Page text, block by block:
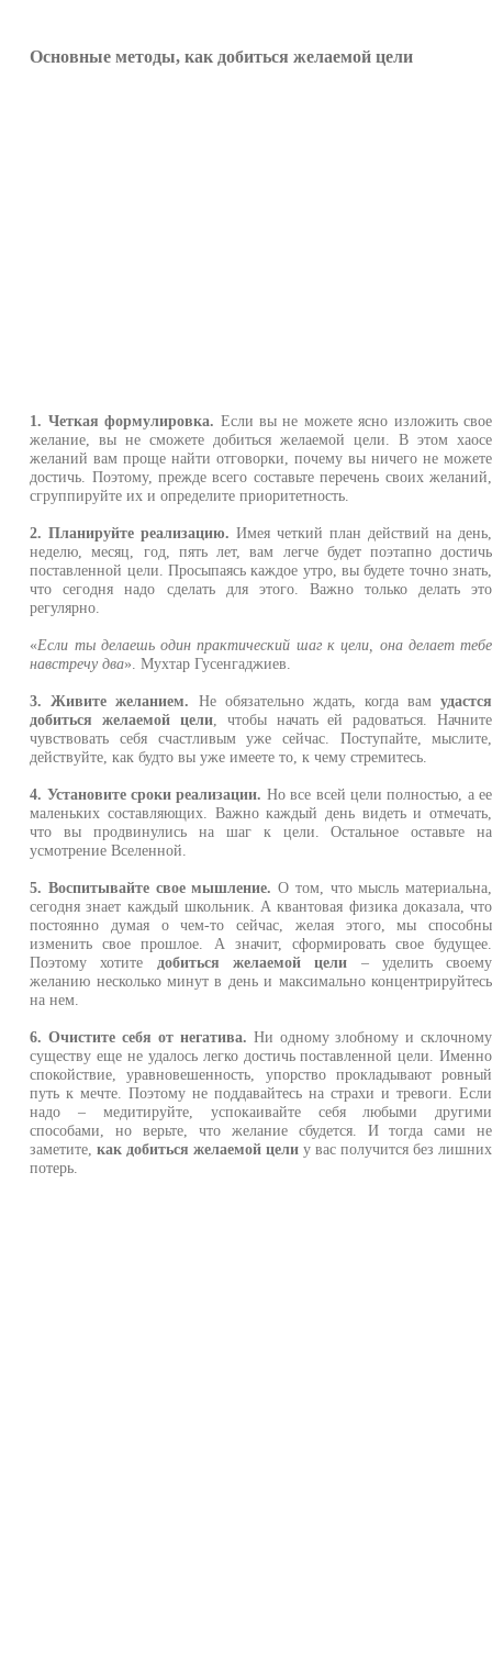
Основные методы, как добиться желаемой цели
1. Четкая формулировка. Если вы не можете ясно изложить свое
желание, вы не сможете добиться желаемой цели. В этом хаосе
желаний вам проще найти отговорки, почему вы ничего не можете
достичь. Поэтому, прежде всего составьте перечень своих желаний,
сгруппируйте их и определите приоритетность.
2. Планируйте реализацию. Имея четкий план действий на день,
неделю, месяц, год, пять лет, вам легче будет поэтапно достичь
поставленной цели. Просыпаясь каждое утро, вы будете точно знать,
что сегодня надо сделать для этого. Важно только делать это
регулярно.
«Если ты делаешь один практический шаг к цели, она делает тебе
навстречу два». Мухтар Гусенгаджиев.
3. Живите желанием. Не обязательно ждать, когда вамудастся
добиться желаемой цели, чтобы начать ей радоваться. Начните
чувствовать себя счастливым уже сейчас. Поступайте, мыслите,
действуйте, как будто вы уже имеете то, к чему стремитесь.
4. Установите сроки реализации. Но все всей цели полностью, а ее
маленьких составляющих. Важно каждый день видеть и отмечать,
что вы продвинулись на шаг к цели. Остальное оставьте на
усмотрение Вселенной.
5. Воспитывайте свое мышление. О том, что мысль материальна,
сегодня знает каждый школьник. А квантовая физика доказала, что
постоянно думая о чем-то сейчас, желая этого, мы способны
изменить свое прошлое. А значит, сформировать свое будущее.
Поэтому хотите добиться желаемой цели – уделить своему
желанию несколько минут в день и максимально концентрируйтесь
на нем.
6. Очистите себя от негатива. Ни одному злобному и склочному
существу еще не удалось легко достичь поставленной цели. Именно
спокойствие, уравновешенность, упорство прокладывают ровный
путь к мечте. Поэтому не поддавайтесь на страхи и тревоги. Если
надо – медитируйте, успокаивайте себя любыми другими
способами, но верьте, что желание сбудется. И тогда сами не
заметите,как добиться желаемой цели у вас получится без лишних
потерь.